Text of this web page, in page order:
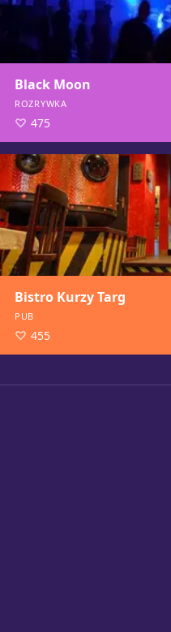
Black Moon
ROZRYWKA
475
Bistro Kurzy Targ
PUB
455